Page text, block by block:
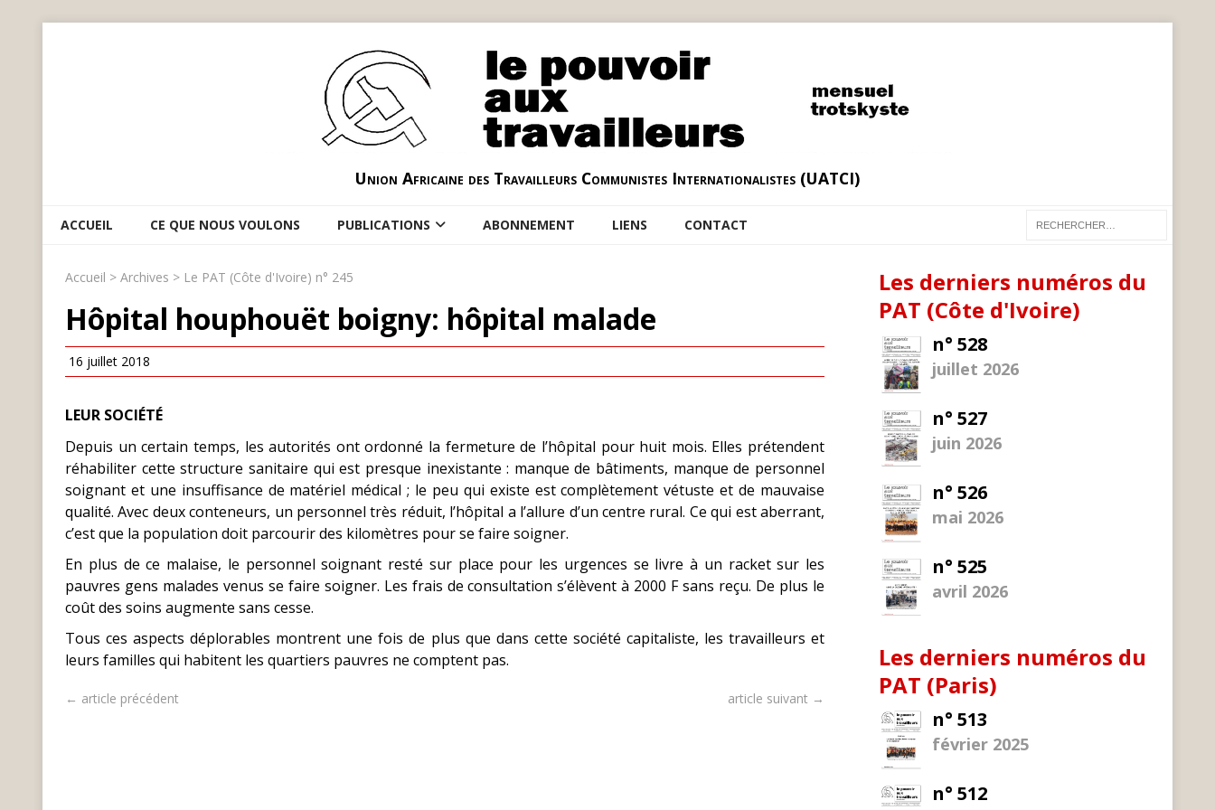
Union Africaine des Travailleurs Communistes Internationalistes (UATCI)
ACCUEIL CE QUE NOUS VOULONS PUBLICATIONS ABONNEMENT LIENS CONTACT
Accueil > Archives > Le PAT (Côte d'Ivoire) n° 245
Hôpital houphouët boigny: hôpital malade
16 juillet 2018
LEUR SOCIÉTÉ
Depuis un certain temps, les autorités ont ordonné la fermeture de l’hôpital pour huit mois. Elles prétendent
réhabiliter cette structure sanitaire qui est presque inexistante : manque de bâtiments, manque de personnel
soignant et une insuffisance de matériel médical ; le peu qui existe est complètement vétuste et de mauvaise
qualité. Avec deux conteneurs, un personnel très réduit, l’hôpital a l’allure d’un centre rural. Ce qui est aberrant,
c’est que la population doit parcourir des kilomètres pour se faire soigner.
En plus de ce malaise, le personnel soignant resté sur place pour les urgences se livre à un racket sur les
pauvres gens malades venus se faire soigner. Les frais de consultation s’élèvent à 2000 F sans reçu. De plus le
coût des soins augmente sans cesse.
Tous ces aspects déplorables montrent une fois de plus que dans cette société capitaliste, les travailleurs et
leurs familles qui habitent les quartiers pauvres ne comptent pas.
← article précédent article suivant →
Les derniers numéros du
PAT (Côte d'Ivoire)
n° 528
juillet 2026
n° 527
juin 2026
n° 526
mai 2026
n° 525
avril 2026
Les derniers numéros du
PAT (Paris)
n° 513
février 2025
n° 512